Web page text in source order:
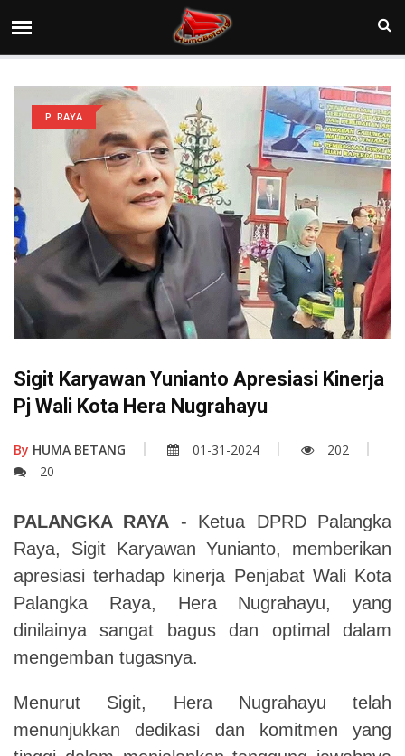
P. RAYA
Sigit Karyawan Yunianto Apresiasi Kinerja
Pj Wali Kota Hera Nugrahayu
By HUMA BETANG 01-31-2024
202
20
PALANGKA RAYA - Ketua DPRD Palangka
Raya, Sigit Karyawan Yunianto, memberikan
apresiasi terhadap kinerja Penjabat Wali Kota
Palangka Raya, Hera Nugrahayu, yang
dinilainya sangat bagus dan optimal dalam
mengemban tugasnya.
Menurut Sigit, Hera Nugrahayu telah
menunjukkan dedikasi dan komitmen yang